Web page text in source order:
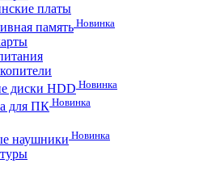
платы
память Новинка
диски HDD Новинка
для ПК Новинка
наушники Новинка